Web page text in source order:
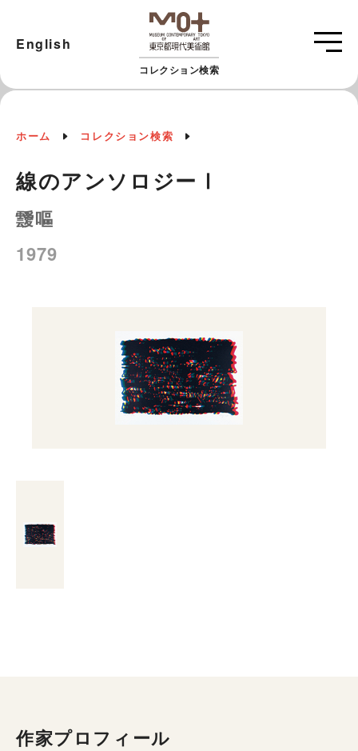
コレクション検索
English
ホーム コレクション検索
線のアンソロジーⅠ
靉嘔
1979
作家プロフィール